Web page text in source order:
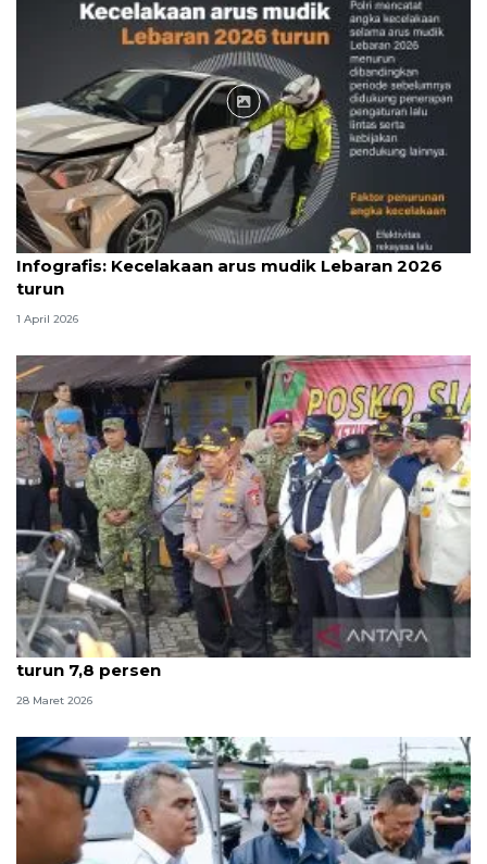
Infografik
Infografis: Kecelakaan arus mudik Lebaran 2026
turun
1 April 2026
Kapolri: Puncak arus balik terlewati, kecelakaan
turun 7,8 persen
28 Maret 2026